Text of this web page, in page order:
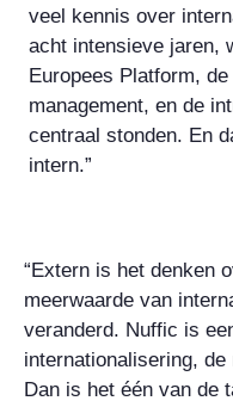
veel kennis over
acht intensieve jaren,
Europees Platform,
management, en de
centraal stonden. En
intern.”
“Extern is het denken
meerwaarde van
veranderd. Nuffic is
internationalisering,
Dan is het één van de